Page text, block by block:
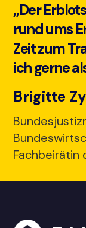
„Der
rund ums
Zeit zum
ich gerne
Brigitte
Fachbeirätin